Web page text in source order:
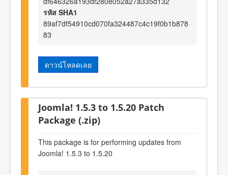
รหัส SHA1
89af7df54910cd070fa324487c4c19f0b1b878
83
ดาวน์โหลดเลย
Joomla! 1.5.3 to 1.5.20 Patch
Package (.zip)
This package is for performing updates from
Joomla! 1.5.3 to 1.5.20